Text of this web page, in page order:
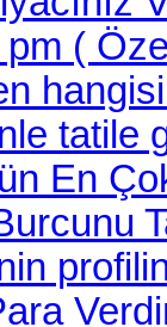
(
tatile
En